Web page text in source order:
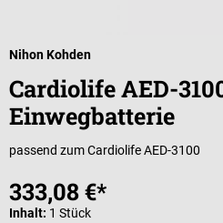
Nihon Kohden
Cardiolife AED-
Einwegbatterie
passend zum Cardiolife AED-3100
333,08 €*
Inhalt: 1 Stück